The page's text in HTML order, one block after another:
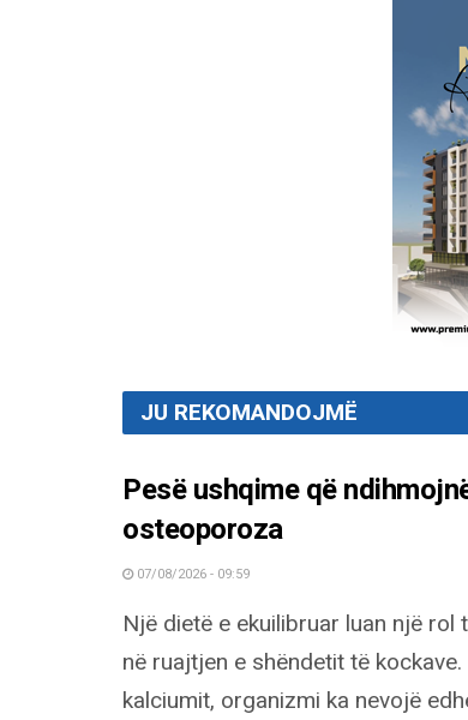
JU REKOMANDOJMË
Pesë ushqime që
osteoporoza
07/08/2026 - 09:59
Një dietë e ekuilibruar luan një rol
në ruajtjen e shëndetit të
kalciumit, organizmi ka nevojë